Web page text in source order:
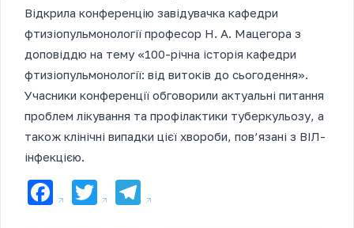
Відкрила конференцію завідувачка кафедри
фтизіопульмонології професор Н. А. Мацегора з
доповіддю на тему «100-річна історія кафедри
фтизіопульмонології: від витоків до сьогодення».
Учасники конференції обговорили актуальні питання
проблем лікування та профілактики туберкульозу, а
також клінічні випадки цієї хвороби, пов’язані з ВІЛ-
інфекцією.
Facebook
TwitterTelegram